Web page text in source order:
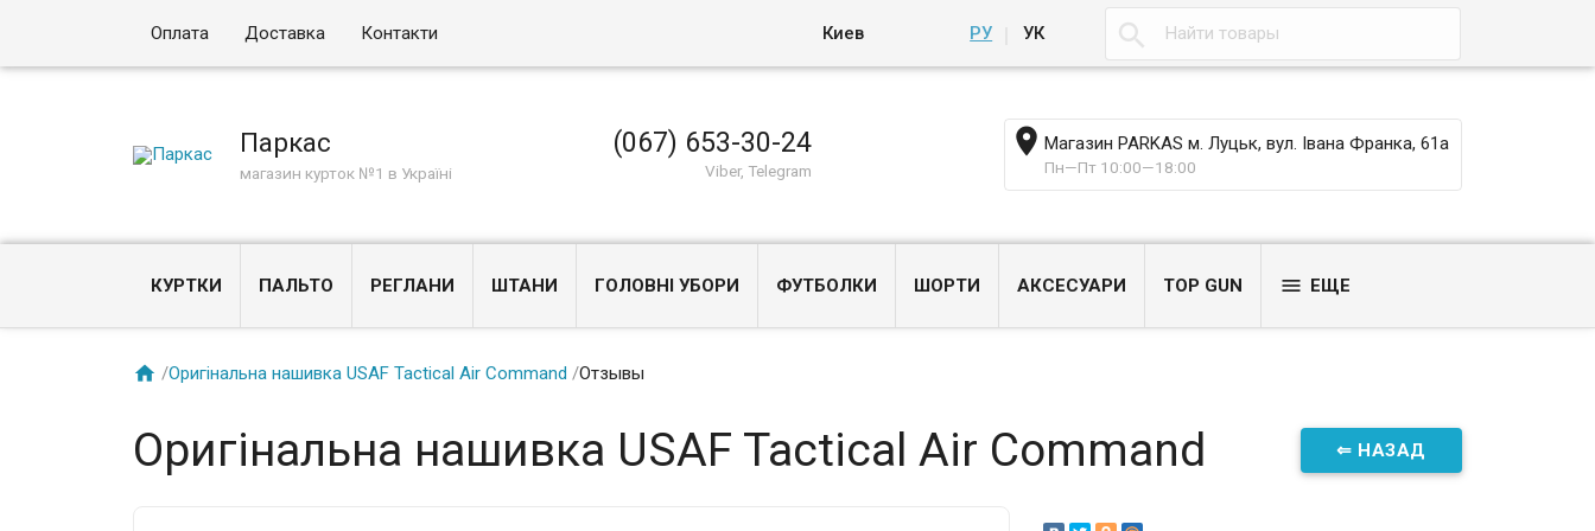
Киев РУ УК
Оплата Доставка Контакти 
Паркас
магазин курток №1 в Україні
(067) 653-30-24
Viber, Telegram
 Магазин PARKAS м. Луцьк, вул. Івана Франка, 61а
Пн—Пт 10:00—18:00
КУРТКИ ПАЛЬТО РЕГЛАНИ ШТАНИ ГОЛОВНІ УБОРИ ФУТБОЛКИ ШОРТИ АКСЕСУАРИ TOP GUN  ЕЩЕ
 /Оригінальна нашивка USAF Tactical Air Command /Отзывы
⇐ НАЗАД
Оригінальна нашивка USAF Tactical Air Command